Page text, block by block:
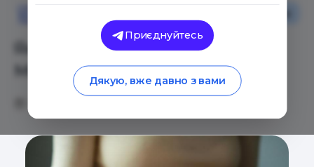
Як підбити підсумки року?
Маємо ідею
Приєднуйтесь
Дякую, вже давно з вами